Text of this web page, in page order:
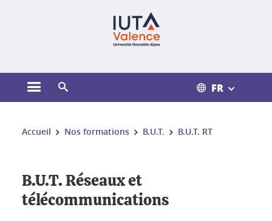
Ouvrir le menu principal FR
Vous êtes ici :
Accueil Nos formations B.U.T. B.U.T. RT
B.U.T. Réseaux et
télécommunications